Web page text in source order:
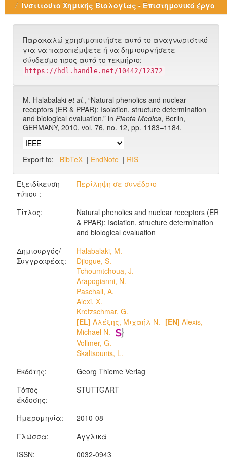
Ινστιτούτο Χημικής Βιολογίας - Επιστημονικό έργο
Παρακαλώ χρησιμοποιήστε αυτό το αναγνωριστικό
για να παραπέμψετε ή να δημιουργήσετε
σύνδεσμο προς αυτό το τεκμήριο:
https://hdl.handle.net/10442/12372
M. Halabalaki et al., “Natural phenolics and nuclear
receptors (ER & PPAR): Isolation, structure determination
and biological evaluation,” in Planta Medica, Berlin,
GERMANY, 2010, vol. 76, no. 12, pp. 1183–1184.
Export to: BibTeX | EndNote | RIS
Εξειδίκευση
τύπου :
Περίληψη σε συνέδριο
Τίτλος:
Natural phenolics and nuclear receptors (ER
& PPAR): Isolation, structure determination
and biological evaluation
Δημιουργός/
Συγγραφέας:
Halabalaki, M.
Djiogue, S.
Tchoumtchoua, J.
Arapogianni, N.
Paschali, A.
Alexi, X.
Kretzschmar, G.
[EL] Αλέξης, Μιχαήλ Ν. [EN] Alexis,
Michael N.
Vollmer, G.
Skaltsounis, L.
Εκδότης:
Georg Thieme Verlag
Τόπος
έκδοσης:
STUTTGART
Ημερομηνία:
2010-08
Γλώσσα:
Αγγλικά
ISSN:
0032-0943